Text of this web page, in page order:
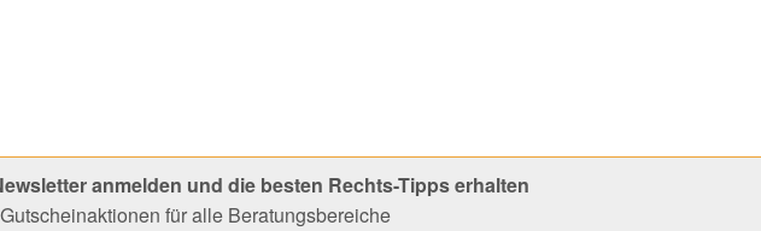
anmelden und die besten Rechts-Tipps erhalten
für alle Beratungsbereiche